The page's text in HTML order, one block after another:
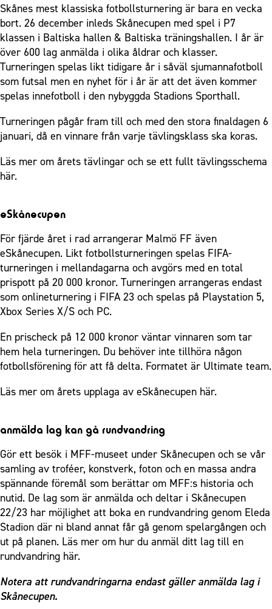
Julshow
Inspiration
Vanliga frågor om 1910 Event
Himmelsblå Tillsammans
Karriärakademin
Grundskolefotboll mot rasismer
Skolakademier
Fonder
Historik – damlaget
Närstående organisationer
Policydokument
Personuppgiftspolicy
Skånes mest klassiska fotbollsturnering är bara en vecka
bort. 26 december inleds Skånecupen med spel i P7
klassen i Baltiska hallen & Baltiska träningshallen. I år är
över 600 lag anmälda i olika åldrar och klasser.
Turneringen spelas likt tidigare år i såväl sjumannafotboll
som futsal men en nyhet för i år är att det även kommer
spelas innefotboll i den nybyggda Stadions Sporthall.
Turneringen pågår fram till och med den stora finaldagen 6
januari, då en vinnare från varje tävlingsklass ska koras.
Läs mer om årets tävlingar och se ett fullt tävlingsschema
här.
eSkånecupen
För fjärde året i rad arrangerar Malmö FF även
eSkånecupen. Likt fotbollsturneringen spelas FIFA-
turneringen i mellandagarna och avgörs med en total
prispott på 20 000 kronor. Turneringen arrangeras endast
som onlineturnering i FIFA 23 och spelas på Playstation 5,
Xbox Series X/S och PC.
En prischeck på 12 000 kronor väntar vinnaren som tar
hem hela turneringen. Du behöver inte tillhöra någon
fotbollsförening för att få delta. Formatet är Ultimate team.
Läs mer om årets upplaga av eSkånecupen här.
anmälda lag kan gå rundvandring
Gör ett besök i MFF-museet under Skånecupen och se vår
samling av troféer, konstverk, foton och en massa andra
spännande föremål som berättar om MFF:s historia och
nutid. De lag som är anmälda och deltar i Skånecupen
22/23 har möjlighet att boka en rundvandring genom Eleda
Stadion där ni bland annat får gå genom spelargången och
ut på planen. Läs mer om hur du anmäl ditt lag till en
rundvandring här.
Notera att rundvandringarna endast gäller anmälda lag i
Skånecupen.